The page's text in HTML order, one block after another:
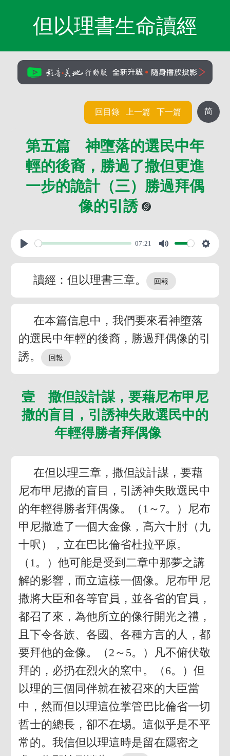
但以理書生命讀經
简
回目錄 上一篇 下一篇
第五篇 神墮落的選民中年
輕的後裔，勝過了撒但更進
一步的詭計（三）勝過拜偶
像的引誘
07:21
讀經：但以理書三章。
在本篇信息中，我們要來看神墮落
的選民中年輕的後裔，勝過拜偶像的引
誘。
壹 撒但設計謀，要藉尼布甲尼
撒的盲目，引誘神失敗選民中的
年輕得勝者拜偶像
在但以理三章，撒但設計謀，要藉
尼布甲尼撒的盲目，引誘神失敗選民中
的年輕得勝者拜偶像。（1～7。）尼布
甲尼撒造了一個大金像，高六十肘（九
十呎），立在巴比倫省杜拉平原。
（1。）他可能是受到二章中那夢之講
解的影響，而立這樣一個像。尼布甲尼
撒將大臣和各等官員，並各省的官員，
都召了來，為他所立的像行開光之禮，
且下令各族、各國、各種方言的人，都
要拜他的金像。（2～5。）凡不俯伏敬
拜的，必扔在烈火的窯中。（6。）但
以理的三個同伴就在被召來的大臣當
中，然而但以理這位掌管巴比倫省一切
哲士的總長，卻不在埸。這似乎是不平
常的。我信但以理這時是留在隱密之